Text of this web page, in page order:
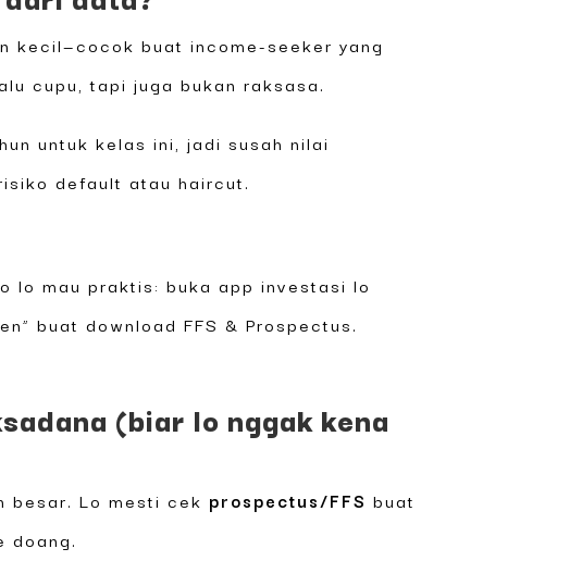
kecil—cocok buat income-seeker yang
cupu, tapi juga bukan raksasa.
untuk kelas ini, jadi susah nilai
default atau haircut.
lo mau praktis: buka app investasi lo
buat download FFS & Prospectus.
(biar lo nggak kena
besar. Lo mesti cek prospectus/FFS buat
doang.